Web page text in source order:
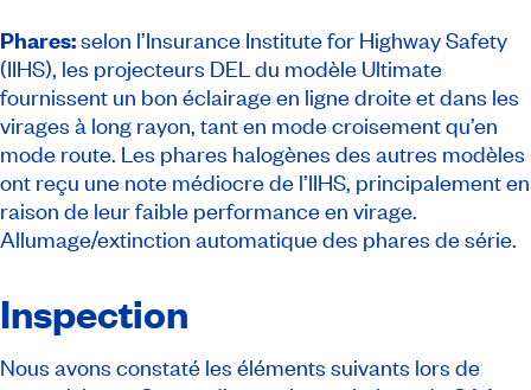
Phares:selon l’Insurance Institute for Highway Safety
(IIHS), les projecteurs DEL du modèle Ultimate
fournissent un bon éclairage en ligne droite et dans les
virages à long rayon, tant en mode croisement qu’en
mode route. Les phares halogènes des autres modèles
ont reçu une note médiocre de l’IIHS, principalement en
raison de leur faible performance en virage.
Allumage/extinction automatique des phares de série.
Inspection
Nous avons constaté les éléments suivants lors de